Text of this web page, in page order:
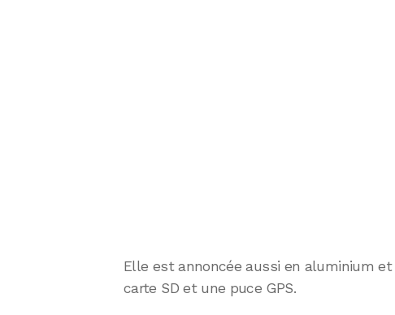
Elle est annoncée aussi en aluminium
carte SD et une puce GPS.